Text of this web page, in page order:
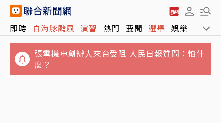
即時 白海豚颱風 演習 熱門 要聞 選舉 娛樂 運動
張雪機車創辦人來台受阻 人民日報質問：怕什
麼？